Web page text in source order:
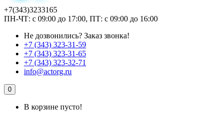
+7(343)3233165
ПН-ЧТ: с 09:00 до 17:00, ПТ: с 09:00 до 16:00
Не дозвонились? Заказ звонка!
+7 (343) 323-31-59
+7 (343) 323-31-65
+7 (343) 323-32-71
info@actorg.ru
0
В корзине пусто!